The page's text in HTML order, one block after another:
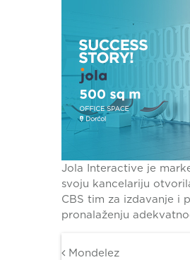
Jola Interactive je
svoju kancelariju
CBS tim za izdavanje i
pronalaženju
Post
Mondelez